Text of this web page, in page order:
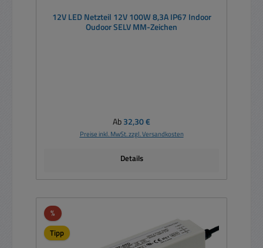
12V LED Netzteil 12V 100W 8,3A IP67 Indoor
Oudoor SELV MM-Zeichen
Regulärer Preis:
Ab32,30 €
Preise inkl. MwSt. zzgl. Versandkosten
Details
%Rabatt
Tipp